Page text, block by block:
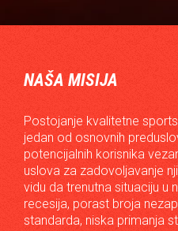
NAŠA MISIJA
Postojanje kvalitetne
jedan od osnovnih
potencijalnih korisnika
uslova za zadovoljavanje
vidu da trenutna situaciju u
recesija, porast broja
standarda, niska primanja